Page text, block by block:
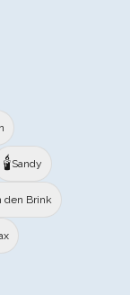
🕯️Sandy
den Brink